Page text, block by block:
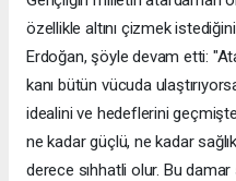
özellikle altını çizmek
Erdoğan, şöyle devam etti:
kanı bütün vücuda
idealini ve hedeflerini
ne kadar güçlü, ne kadar
derece sıhhatli olur. Bu